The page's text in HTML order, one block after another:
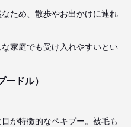
ため、散歩やお出かけに連れ
家庭でも受け入れやすいとい
ドル）
が特徴的なペキプー。被毛も